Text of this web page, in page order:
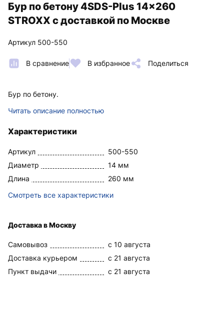
Бур по бетону 4SDS-Plus 14x260
STROXX с доставкой по Москве
Артикул 500-550
В сравнение В избранное Поделиться
Бур по бетону.
Читать описание полностью
Характеристики
Артикул
500-550
Диаметр
14 мм
Длина
260 мм
Смотреть все характеристики
Доставка в Москву
Самовывоз
c 10 августа
Доставка курьером
c 21 августа
Пункт выдачи
c 21 августа